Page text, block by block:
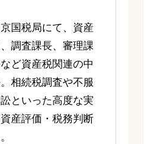
国税局にて、資産
調査課長、審理課
ど資産税関連の中
相続税調査や不服
といった高度な実
産評価・税務判断